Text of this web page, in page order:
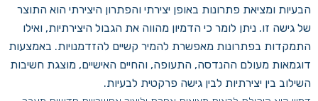
הבעיות ומציאת פתרונות באופן יצירתי והפתרון היצירתי הוא התוצר
של גישה זו. ניתן לומר כי הדמיון מהווה את הגבול היצירתיות, ואילו
התמקדות בפתרונות מאפשרת להמיר קשיים להזדמנויות. באמצעות
דוגמאות מעולם ההנדסה, התעופה, והחיים האישיים, מוצגת חשיבות
השילוב בין יצירתיות לבין גישה פרקטית לבעיות.